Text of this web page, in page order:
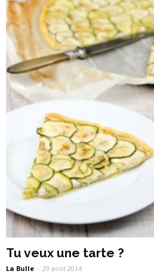
Tu veux une tarte ?
La Bulle - 29 août 2014